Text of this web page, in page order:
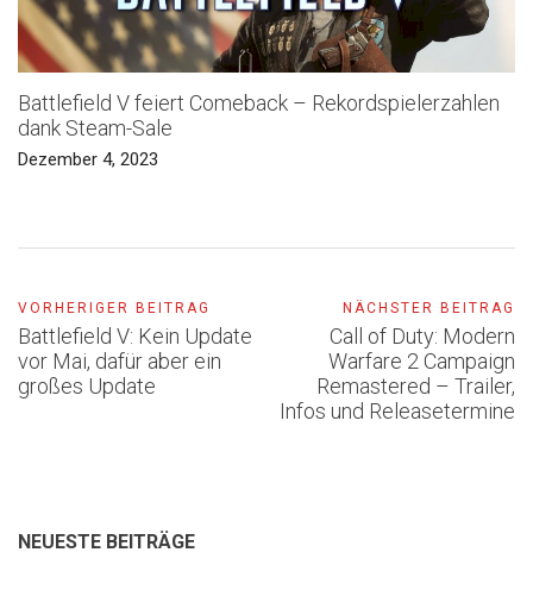
Battlefield V feiert Comeback – Rekordspielerzahlen
dank Steam-Sale
Dezember 4, 2023
VORHERIGER BEITRAG
Battlefield V: Kein Update
vor Mai, dafür aber ein
großes Update
NÄCHSTER BEITRAG
Call of Duty: Modern
Warfare 2 Campaign
Remastered – Trailer,
Infos und Releasetermine
NEUESTE BEITRÄGE